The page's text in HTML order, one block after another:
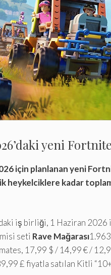
yeni
için planlanan yeni
heykelciklere kadar
iş birliği, 1 Haziran
seti Rave Mağarası
17,99 $ / 14,99 € /
£ fiyatla satılan Kitli